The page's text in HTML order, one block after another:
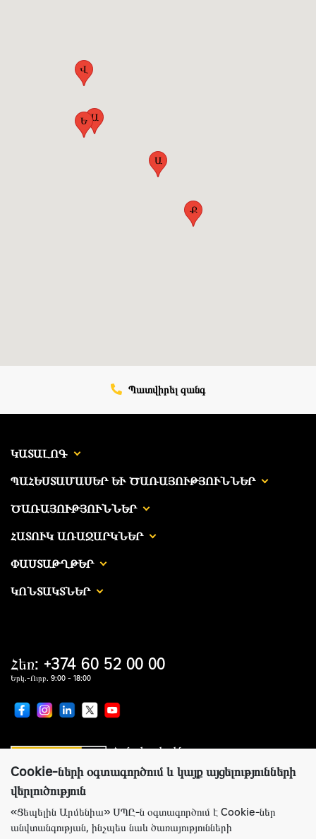
Ա
Վ
Ե
Ք
Ա
Պատվիրել զանգ
ԿԱՏԱԼՈԳ
ՊԱՀԵՍՏԱՄԱՍԵՐ ԵՒ ԾԱՌԱՅՈՒԹՅՈՒՆՆԵՐ
ԾԱՌԱՅՈՒԹՅՈՒՆՆԵՐ
ՀԱՏՈՒԿ ԱՌԱՋԱՐԿՆԵՐ
ՓԱՍՏԱԹՂԹԵՐ
ԿՈՆՏԱԿՏՆԵՐ
Համաշխարհային առաջատար
ներկայացուցիչ
Հեռ: +374 60 52 00 00
Երկ.-Ուրբ. 9:00 - 18:00
Կայքի ճիշտ աշխատանքի համար Ցեպելին Արմենիա ընկերությունն
Cookie-ների օգտագործում և կայք այցելությունների
վերլուծություն
«Ցեպելին Արմենիա» ՍՊԸ-ն օգտագործում է Cookie-ներ
անվտանգության, ինչպես նաև ծառայությունների